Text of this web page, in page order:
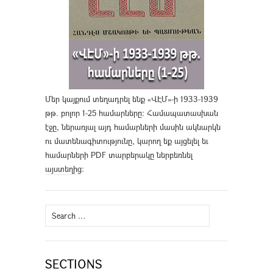
Մեր կայքում տեղադրել ենք «ՎԷՄ»-ի 1933-1939
թթ. բոլոր 1-25 համարները։ Համապատասխան
էջը, ներառյալ այդ համարների մասին ակնարկն
ու մատենագիտությունը, կարող եք այցելել եւ
համարների PDF տարբերակը ներբեռնել
այստեղից։
Search
for:
SECTIONS